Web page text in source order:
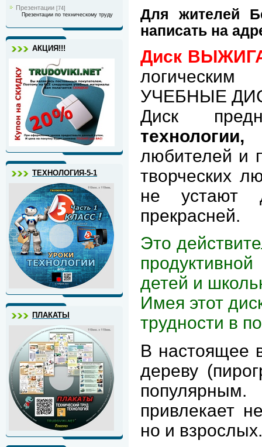
Презентации [74]
Презентации по техническому труду
АКЦИЯ!!!
ТЕХНОЛОГИЯ-5-1
ПЛАКАТЫ
Для жителей
написать на
Диск
УЧЕБНЫЕ
Диск
любителей и
творческих
не устают
прекрасней.
Это
детей и
Имея этот
трудности в
В настоящее
дереву
привлекает
но и взрослых.